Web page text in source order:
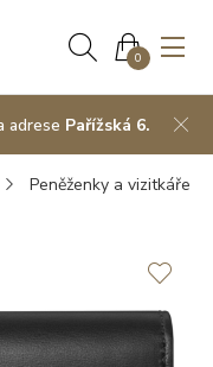
0
adrese Pařížská 6.
Peněženky a vizitkáře